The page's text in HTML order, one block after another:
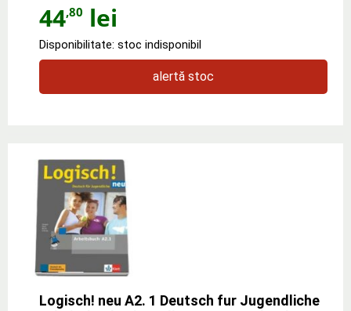
44,80 lei
Disponibilitate: stoc indisponibil
alertă stoc
Logisch! neu A2. 1 Deutsch fur Jugendliche